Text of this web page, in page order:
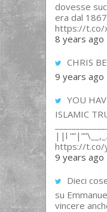
dovesse
era dal
https://t.co/
8 years ago
CHRIS
9 years ago
YOU
ISLAMIC
||l
https://t.co/
9 years ago
Dieci
su
vincere